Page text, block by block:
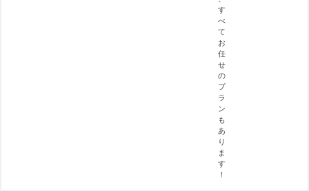
す
べ
て
お
任
せ
の
プ
ラ
ン
も
あ
り
ま
す
！